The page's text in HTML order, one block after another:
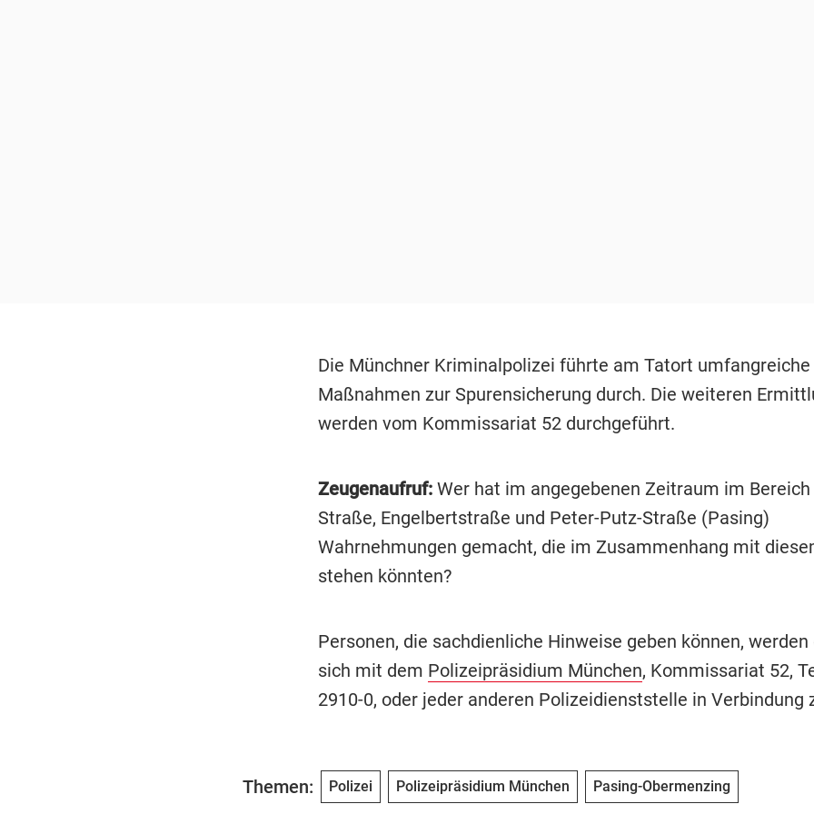
Die Münchner Kriminalpolizei führte am Tatort umfangreiche
Maßnahmen zur Spurensicherung durch. Die weiteren
werden vom Kommissariat 52 durchgeführt.
Zeugenaufruf:Wer hat im angegebenen Zeitraum im Bereich
Straße, Engelbertstraße und Peter-Putz-Straße (Pasing)
Wahrnehmungen gemacht, die im Zusammenhang mit
stehen könnten?
Personen, die sachdienliche Hinweise geben können, werden
sich mit dem Polizeipräsidium München, Kommissariat 52,
2910-0, oder jeder anderen Polizeidienststelle in Verbindung
Themen: Polizei Polizeipräsidium München Pasing-Obermenzing